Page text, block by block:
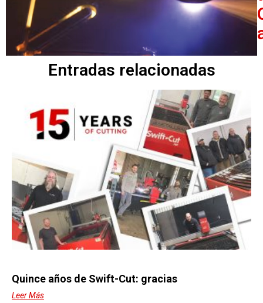
Entradas relacionadas
Quince años de Swift-Cut: gracias
Leer Más